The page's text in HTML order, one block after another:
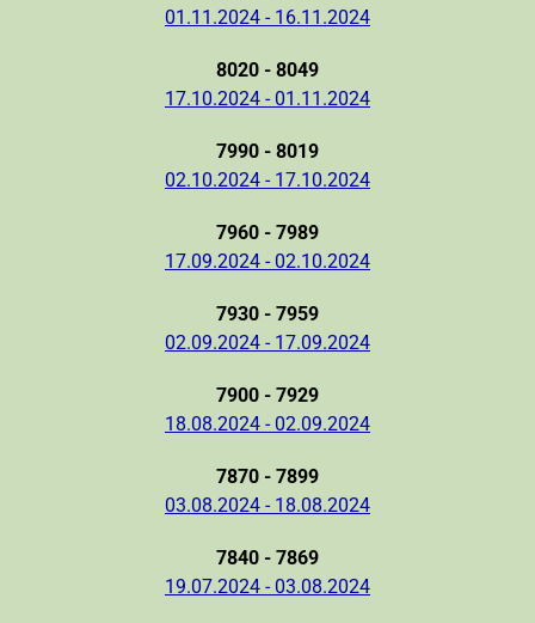
01.11.2024 - 16.11.2024
8020 - 8049
17.10.2024 - 01.11.2024
7990 - 8019
02.10.2024 - 17.10.2024
7960 - 7989
17.09.2024 - 02.10.2024
7930 - 7959
02.09.2024 - 17.09.2024
7900 - 7929
18.08.2024 - 02.09.2024
7870 - 7899
03.08.2024 - 18.08.2024
7840 - 7869
19.07.2024 - 03.08.2024